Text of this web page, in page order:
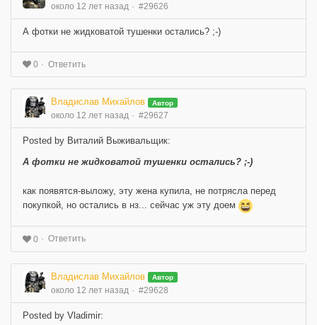
около 12 лет назад #29626
А фотки не жидковатой тушенки остались? ;-)
0 Ответить
Владислав Михайлов Автор
около 12 лет назад #29627
Posted by Виталий Выживальщик:
А фотки не жидковатой тушенки остались? ;-)
как появятся-выложу, эту жена купила, не потрясла перед
покупкой, но остались в нз... сейчас уж эту доем
0 Ответить
Владислав Михайлов Автор
около 12 лет назад #29628
Posted by Vladimir: